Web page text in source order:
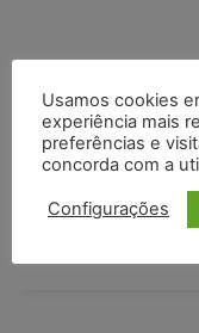
Usamos cookies
experiência mais
preferências e
concorda com a
Configurações